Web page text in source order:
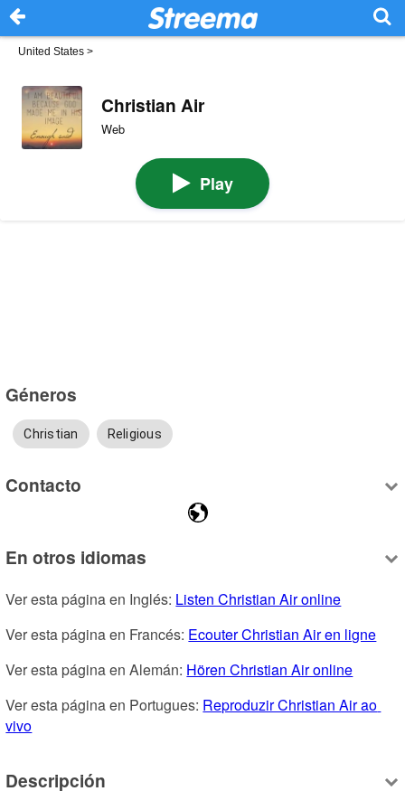
United States >
Christian Air
Web
Play
Géneros
Christian Religious
Contacto
En otros idiomas
Ver esta página en Inglés: Listen Christian Air online
Ver esta página en Francés: Ecouter Christian Air en ligne
Ver esta página en Alemán: Hören Christian Air online
Ver esta página en Portugues: Reproduzir Christian Air ao
vivo
Descripción